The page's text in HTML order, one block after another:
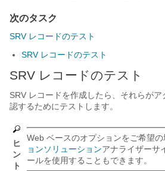
次のタスク
SRV レコードのテスト
SRV レコードのテスト
SRV レコードのテスト
SRV レコードを作成したら、それらが
認するためにテストします。
ヒ
ン
ト
Web ベースのオプションをご希望の
ョンソリューションアナライザーサ
ールを使用することもできます。